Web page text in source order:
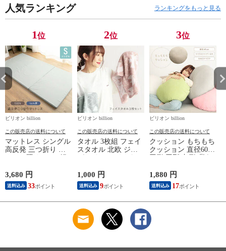
人気ランキング ランキングをもっと見る
1位
ビリオン billion
この販売店の送料について
マットレス シングル
高反発 三つ折り 厚
ー】
3,680 円
送料込み 33
2位
ビリオン billion
この販売店の送料について
タオル 3枚組 フェイ
スタオル 北欧 ジャ
34×84cm 【バード柄
ピンク】
1,000 円
送料込み 9
3位
ビリオン billion
この販売店の送料について
クッション もちもち
クッション 直径60cm
ロファイバー 洗える
60×60cm 【ベージ
ュ】
1,880 円
送料込み 17